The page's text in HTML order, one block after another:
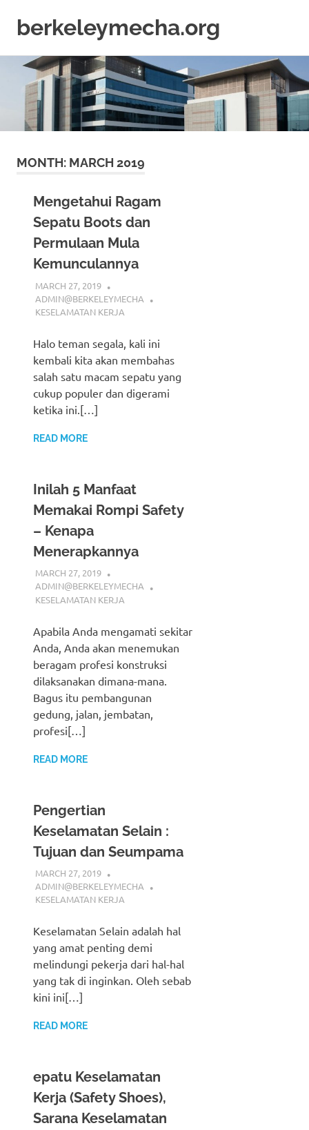
content
berkeleymecha.org
Bisnis
Terkini
MONTH: MARCH 2019
Mengetahui Ragam
Sepatu Boots dan
Permulaan Mula
Kemunculannya
MARCH 27, 2019
ADMIN@BERKELEYMECHA
KESELAMATAN KERJA
Halo teman segala, kali ini
kembali kita akan membahas
salah satu macam sepatu yang
cukup populer dan digerami
ketika ini.[…]
READ MORE
Inilah 5 Manfaat
Memakai Rompi Safety
– Kenapa
Menerapkannya
MARCH 27, 2019
ADMIN@BERKELEYMECHA
KESELAMATAN KERJA
Apabila Anda mengamati sekitar
Anda, Anda akan menemukan
beragam profesi konstruksi
dilaksanakan dimana-mana.
Bagus itu pembangunan
gedung, jalan, jembatan,
profesi[…]
READ MORE
Pengertian
Keselamatan Selain :
Tujuan dan Seumpama
MARCH 27, 2019
ADMIN@BERKELEYMECHA
KESELAMATAN KERJA
Keselamatan Selain adalah hal
yang amat penting demi
melindungi pekerja dari hal-hal
yang tak di inginkan. Oleh sebab
kini ini[…]
READ MORE
epatu Keselamatan
Kerja (Safety Shoes),
Sarana Keselamatan